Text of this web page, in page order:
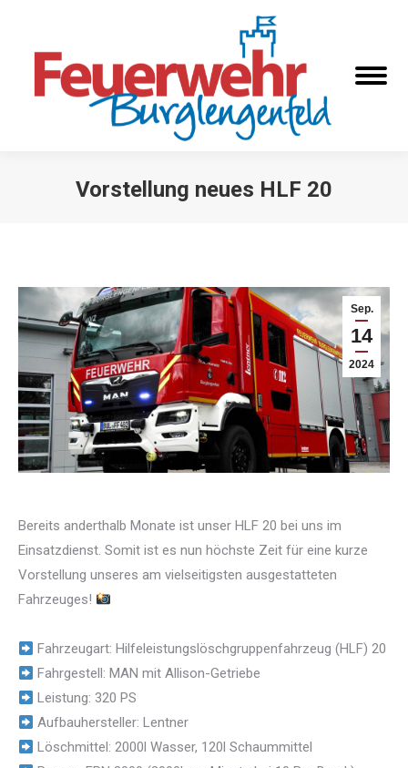
Vorstellung neues HLF 20
Sep.
14
2024
Bereits anderthalb Monate ist unser HLF 20 bei uns im
Einsatzdienst. Somit ist es nun höchste Zeit für eine kurze
Vorstellung unseres am vielseitigsten ausgestatteten
Fahrzeuges!
Fahrzeugart: Hilfeleistungslöschgruppenfahrzeug (HLF) 20
Fahrgestell: MAN mit Allison-Getriebe
Leistung: 320 PS
Aufbauhersteller: Lentner
Löschmittel: 2000l Wasser, 120l Schaummittel